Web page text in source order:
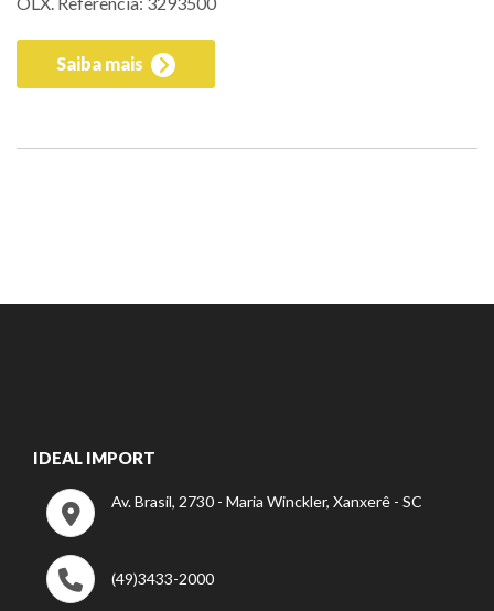
Saiba mais
IDEAL IMPORT
Av. Brasil, 2730 - Maria Winckler, Xanxerê - SC
(49)3433-2000